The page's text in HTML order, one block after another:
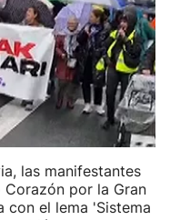
las manifestantes
Corazón por la Gran
con el lema 'Sistema